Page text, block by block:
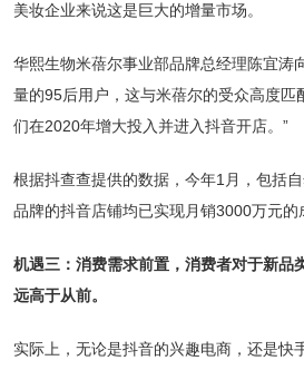
美妆企业来说这是巨大的增量市场。
华熙生物米蓓尔事业部品牌总经理陈宜涛
量的95后用户，这与米蓓尔的受众高度匹
们在2020年增大投入并进入抖音开店。”
根据抖查查提供的数据，今年1月，包括
品牌的抖音店铺均已实现月销3000万元的
机遇三：消费需求前置，消费者对于新品
远高于从前。
实际上，无论是抖音的兴趣电商，还是快